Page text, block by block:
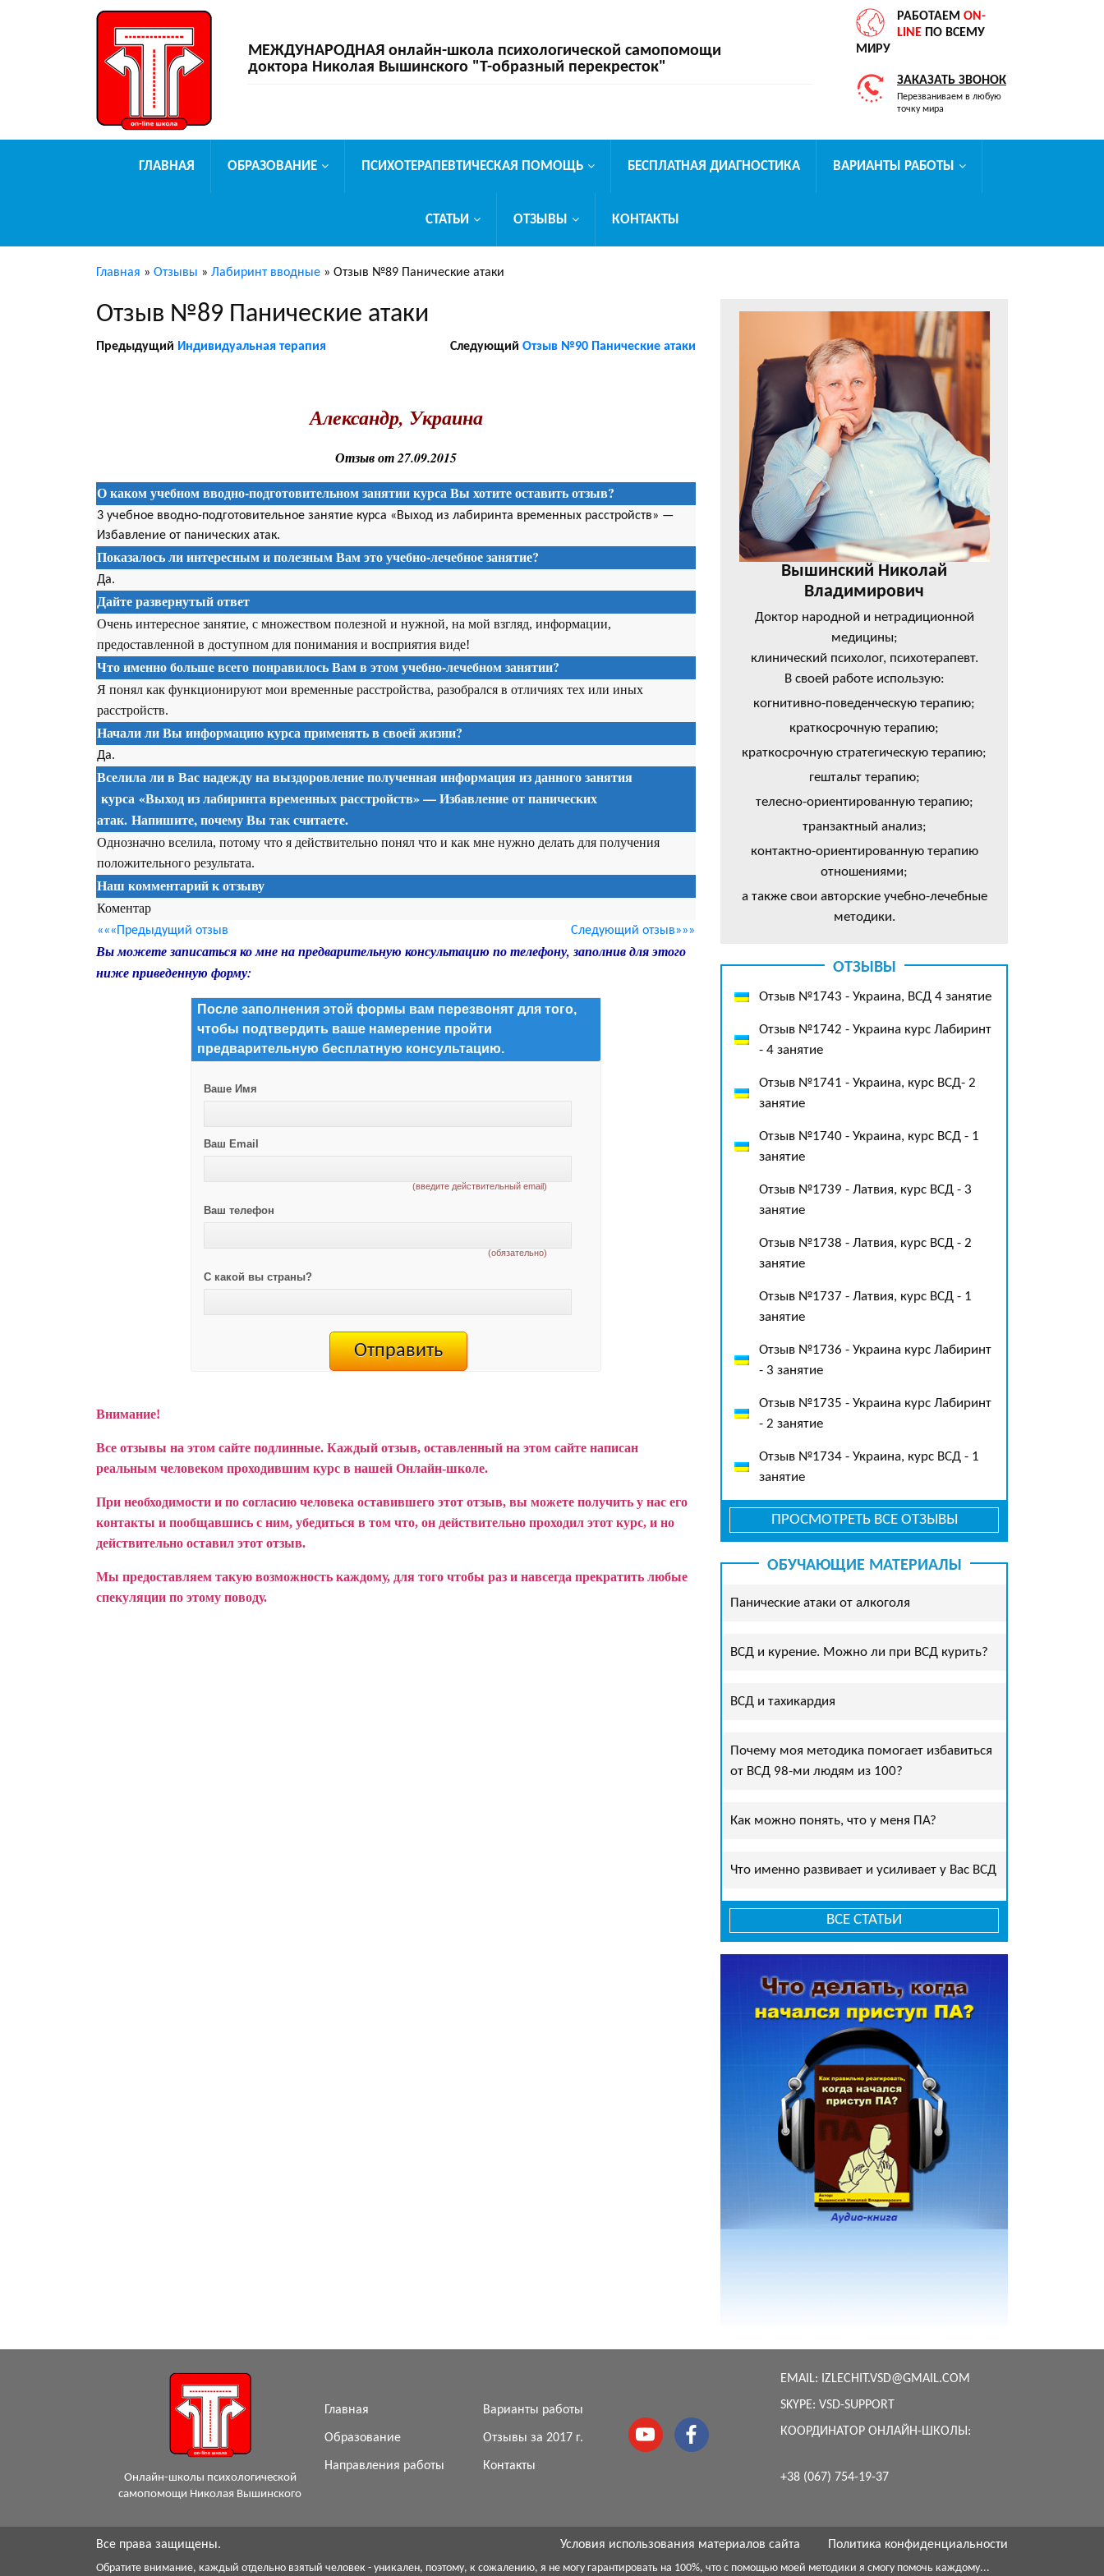
МЕЖДУНАРОДНАЯ онлайн-школа психологической самопомощи
доктора Николая Вышинского "Т-образный перекресток"
РАБОТАЕМ ON-
LINE ПО ВСЕМУ
МИРУ
ЗАКАЗАТЬ ЗВОНОК
Перезваниваем в любую
точку мира
ГЛАВНАЯ ОБРАЗОВАНИЕ ПСИХОТЕРАПЕВТИЧЕСКАЯ ПОМОЩЬ БЕСПЛАТНАЯ ДИАГНОСТИКА ВАРИАНТЫ РАБОТЫ
СТАТЬИ ОТЗЫВЫ КОНТАКТЫ
Главная » Отзывы » Лабиринт вводные » Отзыв №89 Панические атаки
Отзыв №89 Панические атаки
Предыдущий Индивидуальная терапия Следующий Отзыв №90 Панические атаки
Александр, Украина
Отзыв от 27.09.2015
О каком учебном вводно-подготовительном занятии курса Вы хотите оставить отзыв?
3 учебное вводно-подготовительное занятие курса «Выход из лабиринта временных расстройств» —
Избавление от панических атак.
Показалось ли интересным и полезным Вам это учебно-лечебное занятие?
Да.
Дайте развернутый ответ
Очень интересное занятие, с множеством полезной и нужной, на мой взгляд, информации,
предоставленной в доступном для понимания и восприятия виде!
Что именно больше всего понравилось Вам в этом учебно-лечебном занятии?
Я понял как функционируют мои временные расстройства, разобрался в отличиях тех или иных
расстройств.
Начали ли Вы информацию курса применять в своей жизни?
Да.
Вселила ли в Вас надежду на выздоровление полученная информация из данного занятия
курса «Выход из лабиринта временных расстройств» — Избавление от панических
атак. Напишите, почему Вы так считаете.
Однозначно вселила, потому что я действительно понял что и как мне нужно делать для получения
положительного результата.
Наш комментарий к отзыву
Коментар
«««Предыдущий отзыв Следующий отзыв»»»
Вы можете записаться ко мне на предварительную консультацию по телефону, заполнив для этого
ниже приведенную форму:
После заполнения этой формы вам перезвонят для того,
чтобы подтвердить ваше намерение пройти
предварительную бесплатную консультацию.
Ваше Имя
Ваш Email
(введите действительный email)
Ваш телефон
(обязательно)
С какой вы страны?
Внимание!
Все отзывы на этом сайте подлинные. Каждый отзыв, оставленный на этом сайте написан
реальным человеком проходившим курс в нашей Онлайн-школе.
При необходимости и по согласию человека оставившего этот отзыв, вы можете получить у нас его
контакты и пообщавшись с ним, убедиться в том что, он действительно проходил этот курс, и но
действительно оставил этот отзыв.
Мы предоставляем такую возможность каждому, для того чтобы раз и навсегда прекратить любые
спекуляции по этому поводу.
Вышинский Николай
Владимирович
Доктор народной и нетрадиционной
медицины;
клинический психолог, психотерапевт.
В своей работе использую:
когнитивно-поведенческую терапию;
краткосрочную терапию;
краткосрочную стратегическую терапию;
гештальт терапию;
телесно-ориентированную терапию;
транзактный анализ;
контактно-ориентированную терапию
отношениями;
а также свои авторские учебно-лечебные
методики.
ОТЗЫВЫ
Отзыв №1743 - Украина, ВСД 4 занятие
Отзыв №1742 - Украина курс Лабиринт
- 4 занятие
Отзыв №1741 - Украина, курс ВСД- 2
занятие
Отзыв №1740 - Украина, курс ВСД - 1
занятие
Отзыв №1739 - Латвия, курс ВСД - 3
занятие
Отзыв №1738 - Латвия, курс ВСД - 2
занятие
Отзыв №1737 - Латвия, курс ВСД - 1
занятие
Отзыв №1736 - Украина курс Лабиринт
- 3 занятие
Отзыв №1735 - Украина курс Лабиринт
- 2 занятие
Отзыв №1734 - Украина, курс ВСД - 1
занятие
ПРОСМОТРЕТЬ ВСЕ ОТЗЫВЫ
ОБУЧАЮЩИЕ МАТЕРИАЛЫ
Панические атаки от алкоголя
ВСД и курение. Можно ли при ВСД курить?
ВСД и тахикардия
Почему моя методика помогает избавиться
от ВСД 98-ми людям из 100?
Как можно понять, что у меня ПА?
Что именно развивает и усиливает у Вас ВСД
ВСЕ СТАТЬИ
Онлайн-школы психологической
самопомощи Николая Вышинского
Главная
Образование
Направления работы
Варианты работы
Отзывы за 2017 г.
Контакты
EMAIL: IZLECHIT.VSD@GMAIL.COM
SKYPE: VSD-SUPPORT
КООРДИНАТОР ОНЛАЙН-ШКОЛЫ:
+38 (067) 754-19-37
Все права защищены. Условия использования материалов сайта Политика конфиденциальности
Обратите внимание, каждый отдельно взятый человек - уникален, поэтому, к сожалению, я не могу гарантировать на 100%, что с помощью моей методики я смогу помочь каждому...